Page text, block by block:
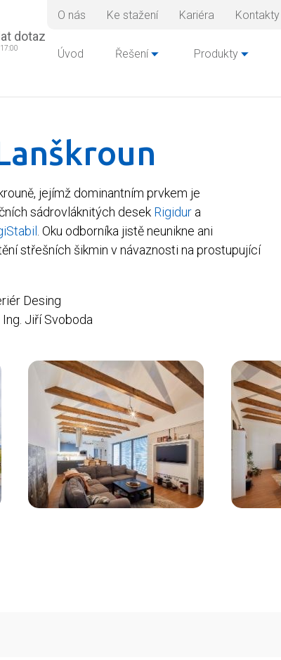
dotaz
O nás Ke stažení Kariéra Kontakty
Úvod Řešení Produkty
jejímž dominantním prvkem je
sádrovláknitých desek Rigidura
. Oku odborníka jistě neunikne ani
střešních šikmin v návaznosti na prostupující
Desing
Ing. Jiří Svoboda